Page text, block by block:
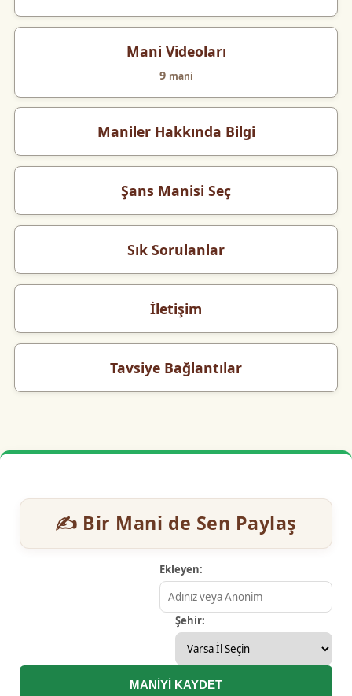
Mani Videoları
9 mani
Maniler Hakkında Bilgi
Şans Manisi Seç
Sık Sorulanlar
İletişim
Tavsiye Bağlantılar
✍️ Bir Mani de Sen Paylaş
Ekleyen:
Şehir:
MANİYİ KAYDET